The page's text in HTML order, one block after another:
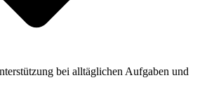
bei alltäglichen Aufgaben und